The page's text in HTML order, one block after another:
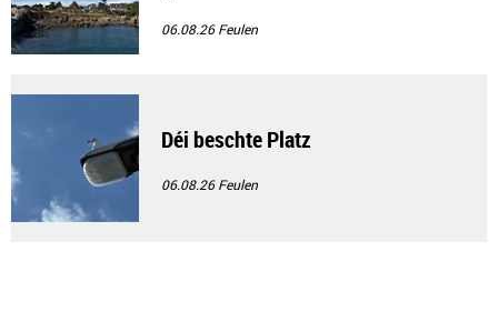
06.08.26Feulen
Déi beschte Platz
06.08.26Feulen